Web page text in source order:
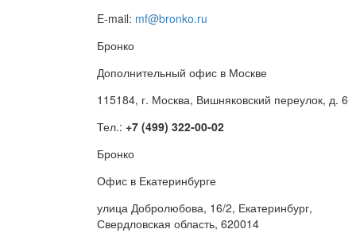
E-mail: mf@bronko.ru
Бронко
Дополнительный офис в Москве
115184, г. Москва, Вишняковский переулок, д. 6
Тел.: +7 (499) 322-00-02
Бронко
Офис в Екатеринбурге
улица Добролюбова, 16/2, Екатеринбург,
Свердловская область, 620014